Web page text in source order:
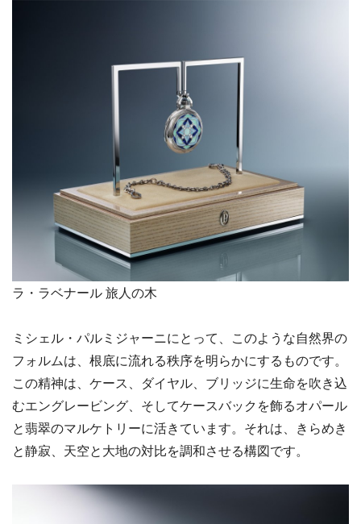
ラ・ラベナール 旅人の木
ミシェル・パルミジャーニにとって、このような自然界の
フォルムは、根底に流れる秩序を明らかにするものです。
この精神は、ケース、ダイヤル、ブリッジに生命を吹き込
むエングレービング、そしてケースバックを飾るオパール
と翡翠のマルケトリーに活きています。それは、きらめき
と静寂、天空と大地の対比を調和させる構図です。